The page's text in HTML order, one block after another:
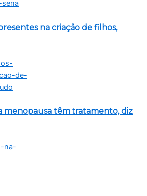
na criação de filhos,
menopausa têm tratamento, diz